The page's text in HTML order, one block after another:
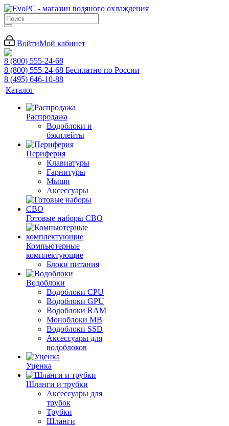
ВойтиМой кабинет
8 (800) 555-24-68
8 (800) 555-24-68 Бесплатно по России
8 (495) 646-10-88
Каталог
Распродажа
Водоблоки и
бэкплейты
Периферия
Клавиатуры
Гарнитуры
Мыши
Аксессуары
Готовые наборы СВО
Компьютерные
комплектующие
Блоки питания
Водоблоки
Водоблоки CPU
Водоблоки GPU
Водоблоки RAM
Моноблоки MB
Водоблоки SSD
Аксессуары для
водоблоков
Уценка
Шланги и трубки
Аксессуары для
трубок
Трубки
Шланги